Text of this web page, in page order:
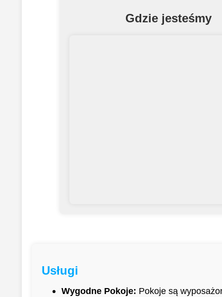
Gdzie jesteśmy
Usługi
Wygodne Pokoje: Pokoje są